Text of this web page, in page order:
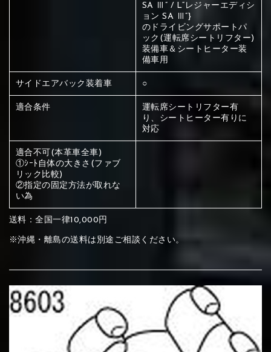
赤く塗られている場所を選択
メイン生地は下記16種類からご選択ください。
①Beige
④Brown ⑤Dark Brown
⑧Orange ⑨Pink
赤く塗られている部分にカラ
ー選択ください
サブ生地は下記16種類からご選択ください。
④Brown ⑤Dark Brown ⑥Yellow
赤く塗られている場所を選択
ください
刺繍は下記21種類からご選択ください。
④Brown ⑤Dark Brown ⑥Yellow
赤く塗られている場所を選択
ください
刺繍は下記21種類からご選択ください。
①Black ②Gray ③Light gray
赤く塗られている場所を選択
ください
①Black ③Light gray
SA Ⅲ” / L“レジャーエディシ
ョン SA Ⅲ”}
のドライビングサポートパ
ック(運転席シートリフター)
装備車＆シートヒーター装
備車用
サイドエアバック装着車 ○
適合条件
運転席シートリフター有
り、シートヒーター有りに
対応
適合不可(本革車全車)
①ｼｰﾄ自体の大きさ(ファブ
リック比較)
②指定の固定方法が取れな
い為
送料：全国一律10,000円
※沖縄・離島の送料は別途ご相談ください。